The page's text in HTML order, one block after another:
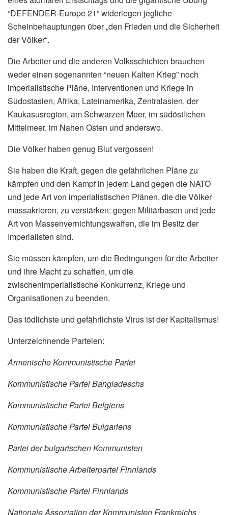
“DEFENDER-Europe 21” widerlegen jegliche
Scheinbehauptungen über „den Frieden und die Sicherheit
der Völker“.
Die Arbeiter und die anderen Volksschichten brauchen
weder einen sogenannten “neuen Kalten Krieg” noch
imperialistische Pläne, Interventionen und Kriege in
Südostasien, Afrika, Lateinamerika, Zentralasien, der
Kaukasusregion, am Schwarzen Meer, im südöstlichen
Mittelmeer, im Nahen Osten und anderswo.
Die Völker haben genug Blut vergossen!
Sie haben die Kraft, gegen die gefährlichen Pläne zu
kämpfen und den Kampf in jedem Land gegen die NATO
und jede Art von imperialistischen Plänen, die die Völker
massakrieren, zu verstärken; gegen Militärbasen und jede
Art von Massenvernichtungswaffen, die im Besitz der
Imperialisten sind.
Sie müssen kämpfen, um die Bedingungen für die Arbeiter
und ihre Macht zu schaffen, um die
zwischenimperialistische Konkurrenz, Kriege und
Organisationen zu beenden.
Das tödlichste und gefährlichste Virus ist der Kapitalismus!
Unterzeichnende Parteien:
Armenische Kommunistische Partei
Kommunistische Partei Bangladeschs
Kommunistische Partei Belgiens
Kommunistische Partei Bulgariens
Partei der bulgarischen Kommunisten
Kommunistische Arbeiterpartei Finnlands
Kommunistische Partei Finnlands
Nationale Assoziation der Kommunisten Frankreichs